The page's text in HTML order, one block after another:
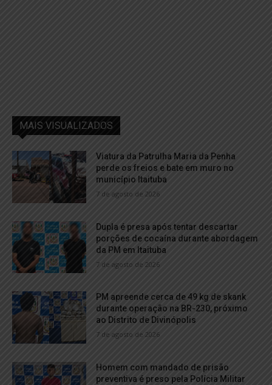
MAIS VISUALIZADOS
Viatura da Patrulha Maria da Penha
perde os freios e bate em muro no
município Itaituba
7 de agosto de 2026
Dupla é presa após tentar descartar
porções de cocaína durante abordagem
da PM em Itaituba
7 de agosto de 2026
PM apreende cerca de 49 kg de skank
durante operação na BR-230, próximo
ao Distrito de Divinópolis
7 de agosto de 2026
Homem com mandado de prisão
preventiva é preso pela Polícia Militar